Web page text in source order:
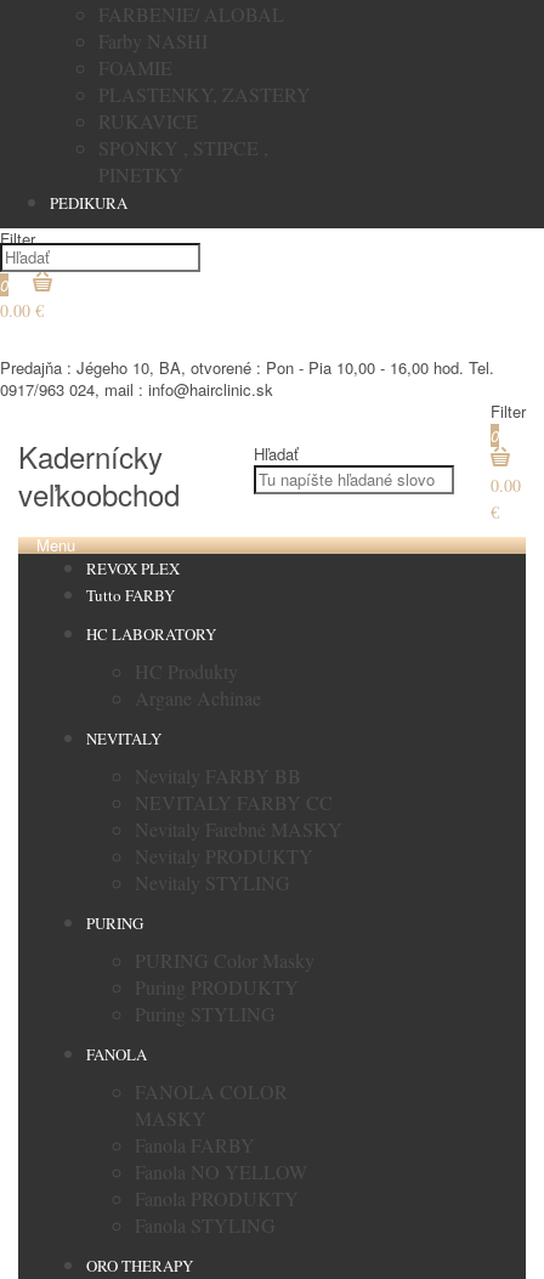
FARBENIE/ ALOBAL
Farby NASHI
FOAMIE
PLASTENKY, ZASTERY
RUKAVICE
SPONKY , STIPCE ,
PINETKY
PEDIKURA
Filter
0
0.00 €
Predajňa : Jégeho 10, BA, otvorené : Pon - Pia 10,00 - 16,00 hod. Tel.
0917/963 024, mail : info@hairclinic.sk
Kadernícky
veľkoobchod
Hľadať
Filter
0
0.00
€
Menu
REVOX PLEX
Tutto FARBY
HC LABORATORY
HC Produkty
Argane Achinae
NEVITALY
Nevitaly FARBY BB
NEVITALY FARBY CC
Nevitaly Farebné MASKY
Nevitaly PRODUKTY
Nevitaly STYLING
PURING
PURING Color Masky
Puring PRODUKTY
Puring STYLING
FANOLA
FANOLA COLOR
MASKY
Fanola FARBY
Fanola NO YELLOW
Fanola PRODUKTY
Fanola STYLING
ORO THERAPY